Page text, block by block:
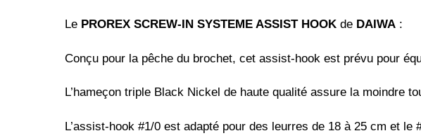
Le PROREX SCREW-IN SYSTEME ASSIST HOOK de DAIWA :
Conçu pour la pêche du brochet, cet assist-hook est prévu pour
L’hameçon triple Black Nickel de haute qualité assure la moindre
L’assist-hook #1/0 est adapté pour des leurres de 18 à 25 cm et le